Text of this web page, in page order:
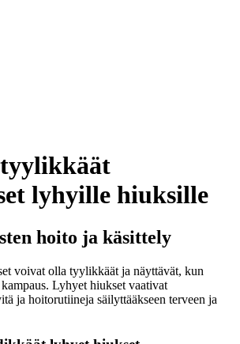
lyhyille hiuksille
hoito ja käsittely
voivat olla tyylikkäät ja näyttävät, kun
Lyhyet hiukset vaativat
ja hoitorutiineja säilyttääkseen terveen ja